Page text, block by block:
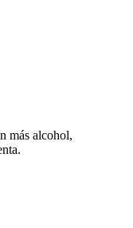
más alcohol,